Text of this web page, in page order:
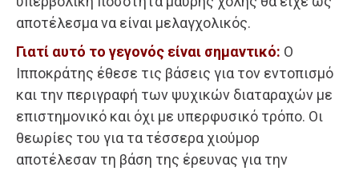
αποτέλεσμα να είναι μελαγχολικός.
Γιατί αυτό το γεγονός είναι σημαντικό: Ο
Ιπποκράτης έθεσε τις βάσεις για τον εντοπισμό
και την περιγραφή των ψυχικών διαταραχών με
επιστημονικό και όχι με υπερφυσικό τρόπο. Οι
θεωρίες του για τα τέσσερα χιούμορ
αποτέλεσαν τη βάση της έρευνας για την